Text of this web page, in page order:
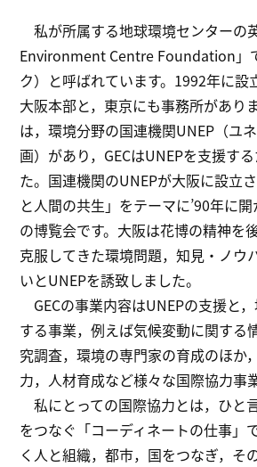
私が所属する地球環境センターの
Environment Centre Foundation」
ク）と呼ばれています。1992年に設
大阪本部と，東京にも事務所があり
は，環境分野の国連機関UNEP（ユ
画）があり，GECはUNEPを支援す
た。国連機関のUNEPが大阪に設立
と人間の共生」をテーマに’90年に
の博覧会です。大阪は花博の精神を
克服してきた環境問題，知見・ノウ
いとUNEPを誘致しました。
GECの事業内容はUNEPの支援と
する事業，例えば気候変動に関する
究調査，環境の専門家の育成のほか
力，人材育成など様々な国際協力事
私にとっての国際協力とは，ひと
をつなぐ「コーディネートの仕事」
く人と組織，都市，国をつなぎ，そ